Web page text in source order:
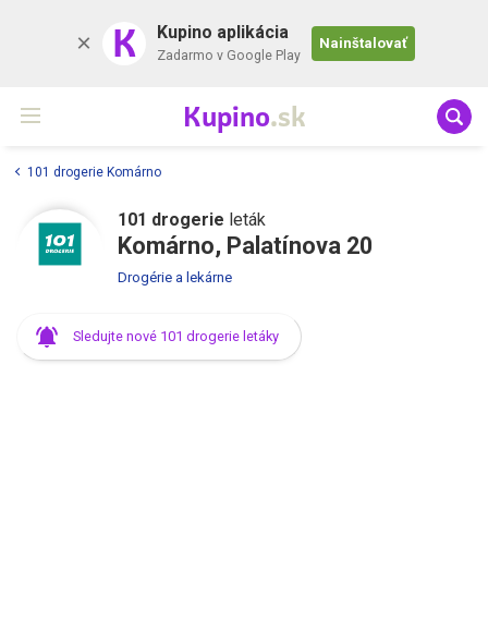
K Kupino aplikácia
Zadarmo v Google Play
Nainštalovať
Kupino.sk
101 drogerie Komárno
101 drogerie leták
Komárno, Palatínova 20
Drogérie a lekárne
Sledujte nové 101 drogerie letáky